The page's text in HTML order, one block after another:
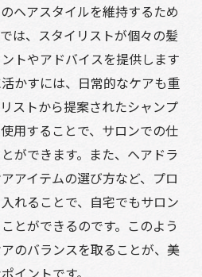
ヘアスタイルを維持するため
は、スタイリストが個々の髪
トやアドバイスを提供します
かすには、日常的なケアも重
ストから提案されたシャンプ
用することで、サロンでの仕
ができます。また、ヘアドラ
アイテムの選び方など、プロ
れることで、自宅でもサロン
とができるのです。このよう
のバランスを取ることが、美
イントです。